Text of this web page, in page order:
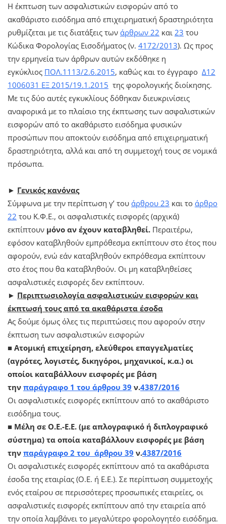
Η έκπτωση των ασφαλιστικών εισφορών από το
ακαθάριστο εισόδημα από επιχειρηματική δραστηριότητα
ρυθμίζεται με τις διατάξεις των άρθρων 22 και 23 του
Κώδικα Φορολογίας Εισοδήματος (ν. 4172/2013). Ως προς
την ερμηνεία των άρθρων αυτών εκδόθηκε η
εγκύκλιος ΠΟΛ.1113/2.6.2015, καθώς και το έγγραφο Δ12
1006031 ΕΞ 2015/19.1.2015 της φορολογικής διοίκησης.
Με τις δύο αυτές εγκυκλίους δόθηκαν διευκρινίσεις
αναφορικά με το πλαίσιο της έκπτωσης των ασφαλιστικών
εισφορών από το ακαθάριστο εισόδημα φυσικών
προσώπων που αποκτούν εισόδημα από επιχειρηματική
δραστηριότητα, αλλά και από τη συμμετοχή τους σε νομικά
πρόσωπα.
► Γενικός κανόνας
Σύμφωνα με την περίπτωση γ’ του άρθρου 23 και το άρθρο
22 του Κ.Φ.Ε., οι ασφαλιστικές εισφορές (αρχικά)
εκπίπτουν μόνο αν έχουν καταβληθεί. Περαιτέρω,
εφόσον καταβληθούν εμπρόθεσμα εκπίπτουν στο έτος που
αφορούν, ενώ εάν καταβληθούν εκπρόθεσμα εκπίπτουν
στο έτος που θα καταβληθούν. Οι μη καταβληθείσες
ασφαλιστικές εισφορές δεν εκπίπτουν.
► Περιπτωσιολογία ασφαλιστικών εισφορών και
έκπτωσή τους από τα ακαθάριστα έσοδα
Ας δούμε όμως όλες τις περιπτώσεις που αφορούν στην
έκπτωση των ασφαλιστικών εισφορών
■ Ατομική επιχείρηση, ελεύθεροι επαγγελματίες
(αγρότες, λογιστές, δικηγόροι, μηχανικοί, κ.α.) οι
οποίοι καταβάλλουν εισφορές με βάση
την παράγραφο 1 του άρθρου 39 ν.4387/2016
Οι ασφαλιστικές εισφορές εκπίπτουν από το ακαθάριστο
εισόδημα τους.
■ Μέλη σε Ο.Ε.-Ε.Ε. (με απλογραφικό ή διπλογραφικό
σύστημα) τα οποία καταβάλλουν εισφορές με βάση
την παράγραφο 2 του άρθρου 39 ν.4387/2016
Οι ασφαλιστικές εισφορές εκπίπτουν από τα ακαθάριστα
έσοδα της εταιρίας (Ο.Ε. ή Ε.Ε.). Σε περίπτωση συμμετοχής
ενός εταίρου σε περισσότερες προσωπικές εταιρείες, οι
ασφαλιστικές εισφορές εκπίπτουν από την εταιρεία από
την οποία λαμβάνει το μεγαλύτερο φορολογητέο εισόδημα.